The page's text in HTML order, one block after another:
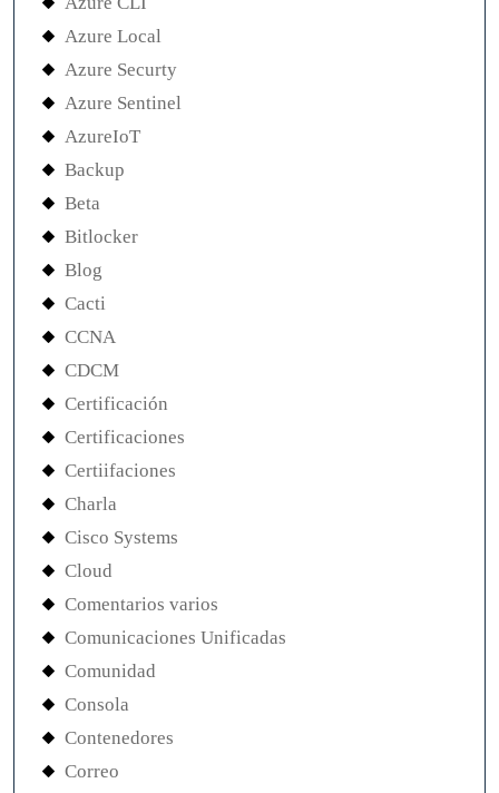
Azure Local
Azure Securty
Azure Sentinel
AzureIoT
Backup
Beta
Bitlocker
Blog
Cacti
CCNA
CDCM
Certificación
Certificaciones
Certiifaciones
Charla
Cisco Systems
Cloud
Comentarios varios
Comunicaciones Unificadas
Comunidad
Consola
Contenedores
Correo